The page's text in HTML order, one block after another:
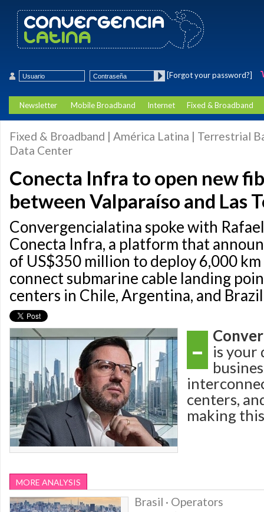
[Forgot your password?]
Newsletter Mobile Broadband Internet Fixed & Broadband
Fixed & Broadband | América Latina | Terrestrial
Data Center
Conecta Infra to open new
between Valparaíso and Las
Convergencialatina spoke with
Conecta Infra, a platform that
of US$350 million to deploy 6,000
connect submarine cable landing
centers in Chile, Argentina, and
-
is your
centers,
making
MORE ANALYSIS
Brasil · Operators